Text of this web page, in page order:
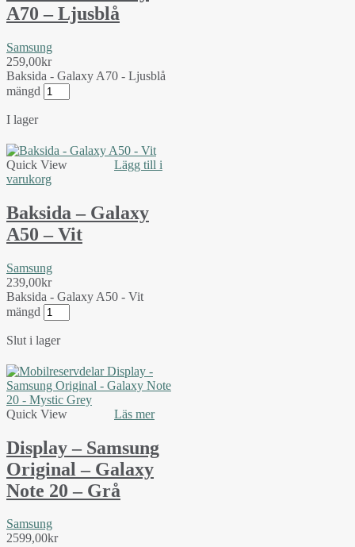
A70 – Ljusblå
Samsung
259,00kr
Baksida - Galaxy A70 - Ljusblå
mängd
I lager
Quick View
Lägg till i
varukorg
Baksida – Galaxy
A50 – Vit
Samsung
239,00kr
Baksida - Galaxy A50 - Vit
mängd
Slut i lager
Quick View Läs mer
Display – Samsung
Original – Galaxy
Note 20 – Grå
Samsung
2599,00kr